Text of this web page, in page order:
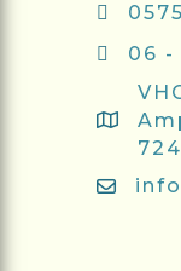
06 -